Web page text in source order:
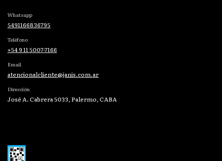
Whatsapp
5491166836795
Teléfono
+54 9 11 5007-7166
Email
atencionalcliente@janis.com.ar
Dirección
José A. Cabrera 5033, Palermo, CABA